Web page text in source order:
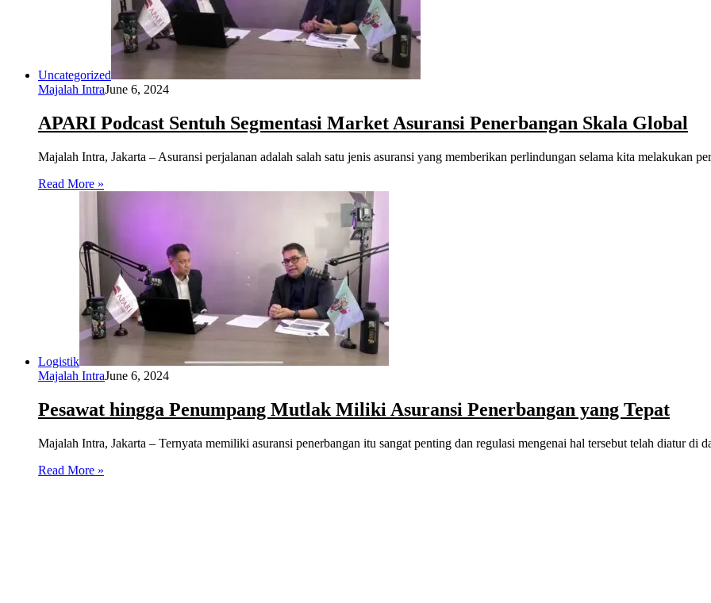
Uncategorized
Majalah IntraJune 6, 2024
APARI Podcast Sentuh Segmentasi Market Asuransi Penerbangan Skala Global
Majalah Intra, Jakarta – Asuransi perjalanan adalah salah satu jenis asuransi yang memberikan perlindungan selama kita melakukan
Read More »
Logistik
Majalah IntraJune 6, 2024
Pesawat hingga Penumpang Mutlak Miliki Asuransi Penerbangan yang Tepat
Majalah Intra, Jakarta – Ternyata memiliki asuransi penerbangan itu sangat penting dan regulasi mengenai hal tersebut telah diatur di
Read More »